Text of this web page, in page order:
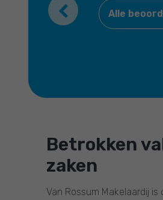
Previous
Alle
Betrokken
zaken
Van Rossum Makelaardij